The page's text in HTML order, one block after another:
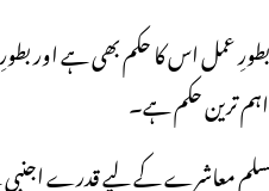
بطورِ عمل اس کا حکم بھی ہے
مسلم معاشرے کے لیے قدرے